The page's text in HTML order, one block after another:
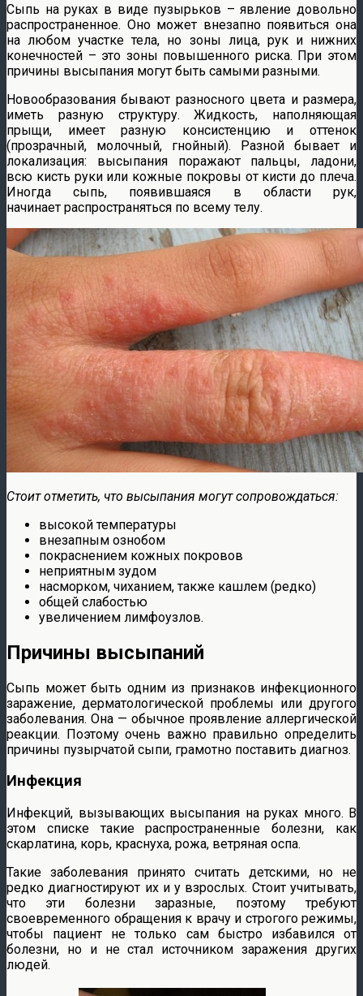
Сыпь на руках в виде пузырьков – явление довольно
распространенное. Оно может внезапно появиться она
на любом участке тела, но зоны лица, рук и нижних
конечностей – это зоны повышенного риска. При этом
причины высыпания могут быть самыми разными.
Новообразования бывают разносного цвета и размера,
иметь разную структуру. Жидкость, наполняющая
прыщи, имеет разную консистенцию и оттенок
(прозрачный, молочный, гнойный). Разной бывает и
локализация: высыпания поражают пальцы, ладони,
всю кисть руки или кожные покровы от кисти до плеча.
Иногда сыпь, появившаяся в области рук,
начинает распространяться по всему телу.
Стоит отметить, что высыпания могут сопровождаться:
высокой температуры
внезапным ознобом
покраснением кожных покровов
неприятным зудом
насморком, чиханием, также кашлем (редко)
общей слабостью
увеличением лимфоузлов.
Причины высыпаний
Сыпь может быть одним из признаков инфекционного
заражение, дерматологической проблемы или другого
заболевания. Она — обычное проявление аллергической
реакции. Поэтому очень важно правильно определить
причины пузырчатой сыпи, грамотно поставить диагноз.
Инфекция
Инфекций, вызывающих высыпания на руках много. В
этом списке такие распространенные болезни, как
скарлатина, корь, краснуха, рожа, ветряная оспа.
Такие заболевания принято считать детскими, но не
редко диагностируют их и у взрослых. Стоит учитывать,
что эти болезни заразные, поэтому требуют
своевременного обращения к врачу и строгого режимы,
чтобы пациент не только сам быстро избавился от
болезни, но и не стал источником заражения других
людей.